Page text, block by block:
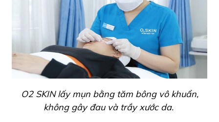
O2 SKIN lấy mụn bằng tăm bông vô khuẩn,
không gây đau và trầy xước da.